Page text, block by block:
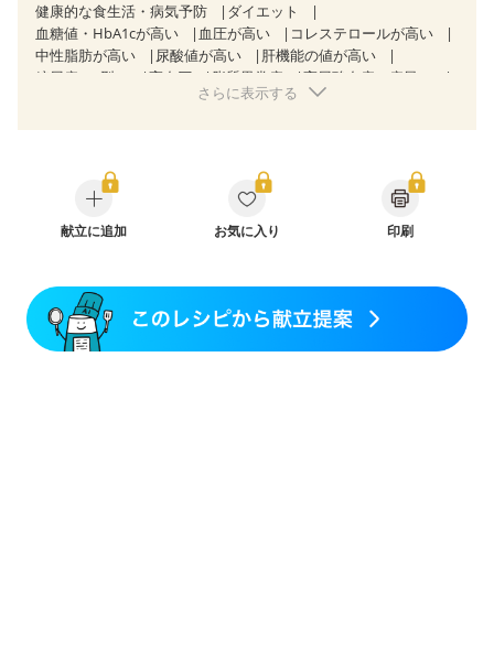
健康的な食生活・病気予防
ダイエット
血糖値・HbA1cが高い
血圧が高い
コレステロールが高い
中性脂肪が高い
尿酸値が高い
肝機能の値が高い
糖尿病（2型）
高血圧 脂質異常症
高尿酸血症（痛風）
逆流性食道炎
胆石症
CKD（ステージ１）
CKD（ステージ３b）
乳がん（抗がん剤治療中）
乳がん（ホルモン療法中）
乳がん（放射線治療中）
胃がん治療を終えた方・経過観察中の方
大腸がん治療を終えた方・経過観察中の方
大腸がん（抗がん剤治療中）
さらに表示する
献立に追加 お気に入り 印刷